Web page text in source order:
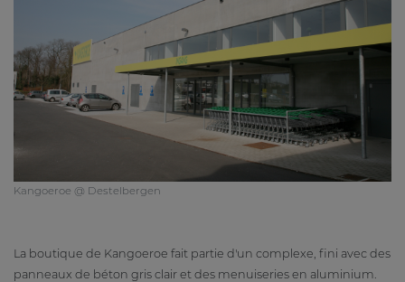
Kangoeroe @ Destelbergen
La boutique de Kangoeroe fait partie d'un complexe, fini avec des
panneaux de béton gris clair et des menuiseries en aluminium.